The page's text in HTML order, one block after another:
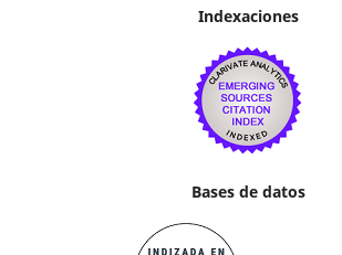
Indexaciones
Bases de datos